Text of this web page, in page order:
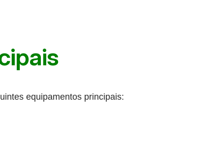
equipamentos principais: